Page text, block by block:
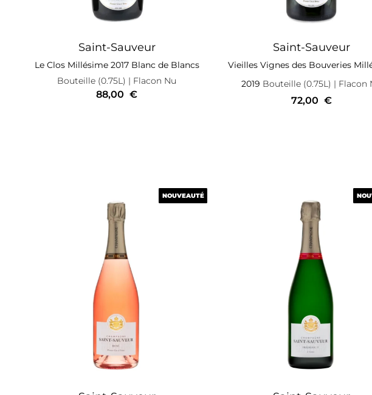
Saint-Sauveur
Le Clos Millésime 2017 Blanc de Blancs
Bouteille (0.75L) | Flacon Nu
88,00 €
Saint-Sauveur
Vieilles Vignes des Bouveries
2019 Bouteille (0.75L) | Flacon
72,00 €
NOUVEAUTÉ
NOUVEAUTÉ